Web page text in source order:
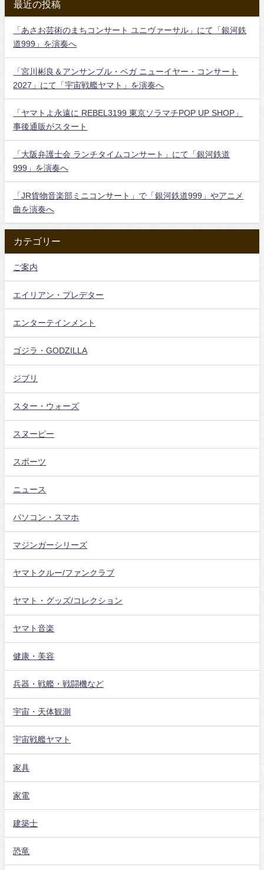
最近の投稿
「あさお芸術のまちコンサート ユニヴァーサル」にて「銀河鉄
道999」を演奏へ
「宮川彬良＆アンサンブル・ベガ ニューイヤー・コンサート
2027」にて「宇宙戦艦ヤマト」を演奏へ
「ヤマトよ永遠に REBEL3199 東京ソラマチPOP UP SHOP」
事後通販がスタート
「大阪弁護士会 ランチタイムコンサート」にて「銀河鉄道
999」を演奏へ
「JR貨物音楽部ミニコンサート」で「銀河鉄道999」やアニメ
曲を演奏へ
カテゴリー
ご案内
エイリアン・プレデター
エンターテインメント
ゴジラ・GODZILLA
ジブリ
スター・ウォーズ
スヌーピー
スポーツ
ニュース
パソコン・スマホ
マジンガーシリーズ
ヤマトクルー/ファンクラブ
ヤマト・グッズ/コレクション
ヤマト音楽
健康・美容
兵器・戦艦・戦闘機など
宇宙・天体観測
宇宙戦艦ヤマト
家具
家電
建築士
恐竜